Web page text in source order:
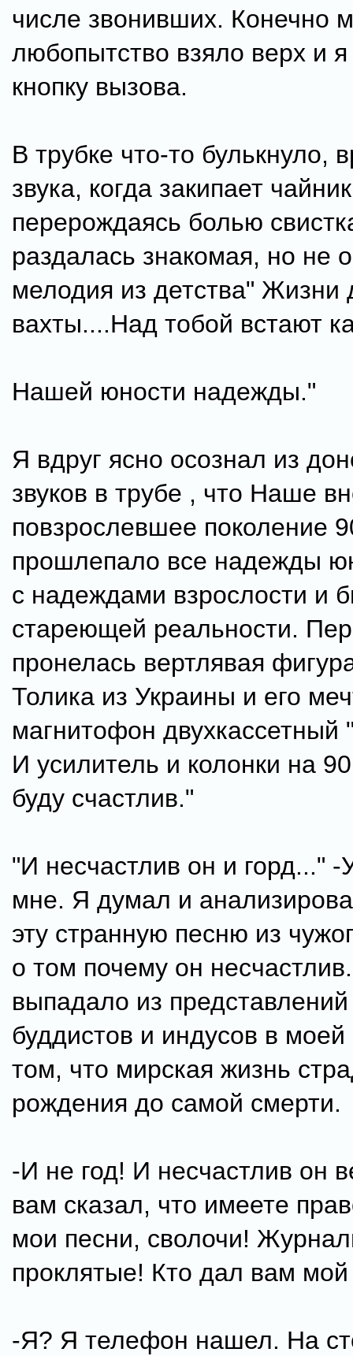
числе звонивших. Конечно
любопытство взяло верх и
кнопку вызова.
В трубке что-то булькнуло,
звука, когда закипает чайник
перерождаясь болью
раздалась знакомая, но не
мелодия из детства" Жизни
вахты....Над тобой встают
Нашей юности надежды."
Я вдруг ясно осознал из
звуков в трубе , что Наше
повзрослевшее поколение
прошлепало все надежды
с надеждами взрослости и
стареющей реальности.
пронелась вертлявая
Толика из Украины и его
магнитофон двухкассетный
И усилитель и колонки на
буду счастлив."
"И несчастлив он и горд..."
мне. Я думал и
эту странную песню из
о том почему он
выпадало из
буддистов и индусов в моей
том, что мирская жизнь
рождения до самой смерти.
-И не год! И несчастлив он
вам сказал, что имеете
мои песни, сволочи!
проклятые! Кто дал вам
-Я? Я телефон нашел. На